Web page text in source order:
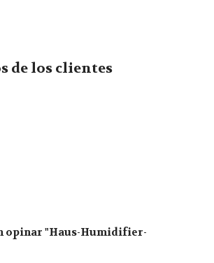
de los clientes
opinar "Haus-Humidifier-